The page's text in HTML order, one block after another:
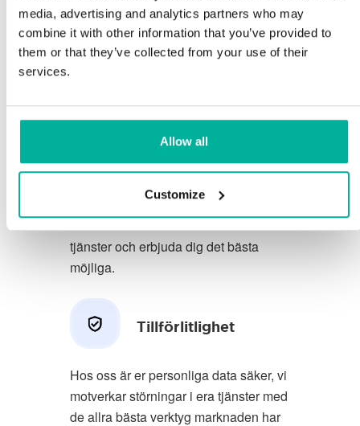
media, advertising and analytics partners who may
combine it with other information that you’ve provided to
them or that they’ve collected from your use of their
services.
Allow all
Customize
förutsättningarna för din verksamhet.
Vi har en trevlig och kunnig
tjänster.
Vi strävar efter att överträfa dina
förstklassig service. Vi lär oss av din
feedback så att vi kan förbättra våra
tjänster och erbjuda dig det bästa
möjliga.
Tillförlitlighet
Hos oss är er personliga data säker, vi
motverkar störningar i era tjänster med
de allra bästa verktyg marknaden har